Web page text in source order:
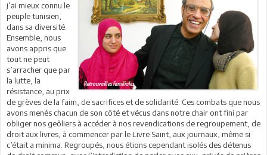
j’ai mieux connu le
peuple tunisien,
dans sa diversité.
Ensemble, nous
avons appris que
tout ne peut
s’arracher que par
la lutte, la
résistance, au prix
de grèves de la faim, de sacrifices et de solidarité. Ces combats que nous
avons menés chacun de son côté et vécus dans notre chair ont fini par
obliger nos geôliers à accéder à nos revendications de regroupement, de
droit aux livres, à commencer par le Livre Saint, aux journaux, même si
c’était a minima. Regroupés, nous étions cependant isolés des détenus